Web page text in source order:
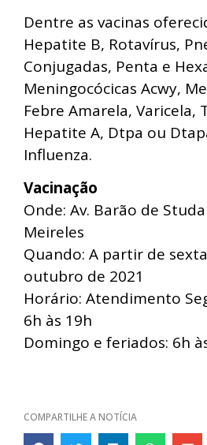
Dentre as vacinas
Hepatite B, Rotavírus,
Conjugadas, Penta e
Meningocócicas Acwy,
Febre Amarela, Varicela,
Hepatite A, Dtpa ou
Influenza.
Vacinação
Onde: Av. Barão de
Meireles
Quando: A partir de
outubro de 2021
Horário: Atendimento
6h às 19h
Domingo e feriados: 6h
COMPARTILHE A NOTÍCIA